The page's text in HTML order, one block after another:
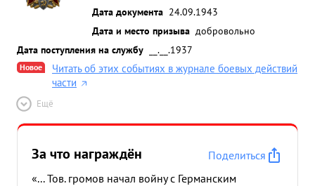
Дата документа 24.09.1943
Дата и место призыва добровольно
Дата поступления на службу
__.__.1937
Новое
Читать об этих событиях в журнале боевых действий
части
Ещё
За что награждён
Поделиться
«... Тов. громов начал войну с Германским